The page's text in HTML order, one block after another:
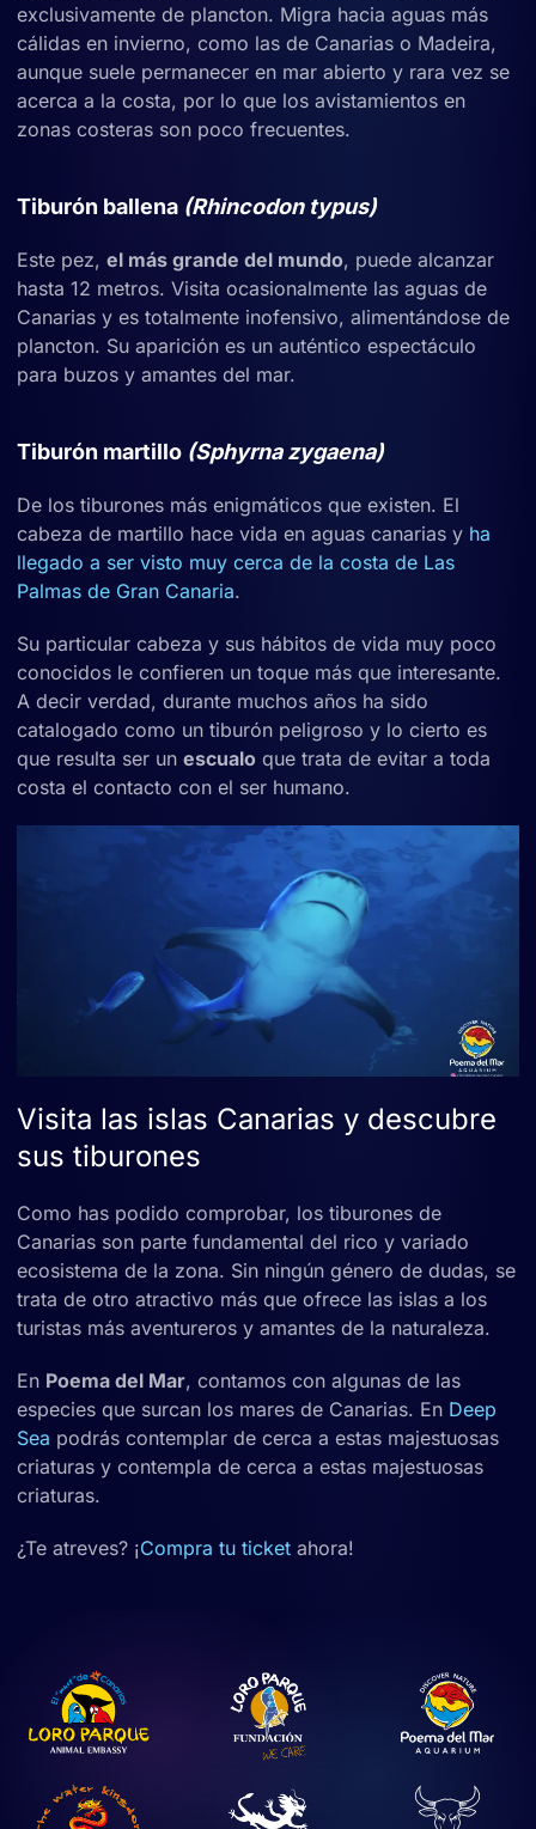
exclusivamente de plancton. Migra hacia aguas más
cálidas en invierno, como las de Canarias o Madeira,
aunque suele permanecer en mar abierto y rara vez se
acerca a la costa, por lo que los avistamientos en
zonas costeras son poco frecuentes.
Tiburón ballena (Rhincodon typus)
Este pez, el más grande del mundo, puede alcanzar
hasta 12 metros. Visita ocasionalmente las aguas de
Canarias y es totalmente inofensivo, alimentándose de
plancton. Su aparición es un auténtico espectáculo
para buzos y amantes del mar.
Tiburón martillo (Sphyrna zygaena)
De los tiburones más enigmáticos que existen. El
cabeza de martillo hace vida en aguas canarias y ha
llegado a ser visto muy cerca de la costa de Las
Palmas de Gran Canaria.
Su particular cabeza y sus hábitos de vida muy poco
conocidos le confieren un toque más que interesante.
A decir verdad, durante muchos años ha sido
catalogado como un tiburón peligroso y lo cierto es
que resulta ser un escualo que trata de evitar a toda
costa el contacto con el ser humano.
Visita las islas Canarias y descubre
sus tiburones
Como has podido comprobar, los tiburones de
Canarias son parte fundamental del rico y variado
ecosistema de la zona. Sin ningún género de dudas, se
trata de otro atractivo más que ofrece las islas a los
turistas más aventureros y amantes de la naturaleza.
En Poema del Mar, contamos con algunas de las
especies que surcan los mares de Canarias. En Deep
Sea podrás contemplar de cerca a estas majestuosas
criaturas y contempla de cerca a estas majestuosas
criaturas.
¿Te atreves? ¡Compra tu ticket ahora!